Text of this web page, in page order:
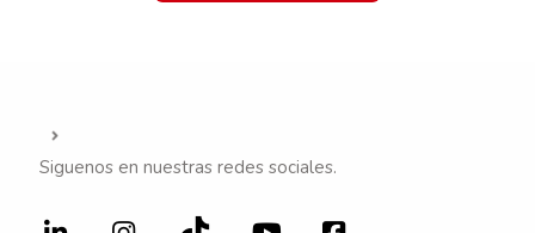
Siguenos en nuestras redes sociales.